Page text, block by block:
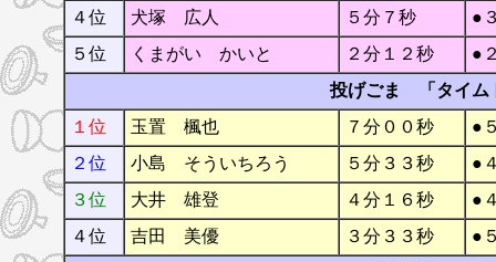
４位
犬塚 広人 ５分７秒
●
５位
くまがい かいと ２分１２秒
●
投げごま 「タイム
１位
玉置 楓也 ７分００秒
●
２位
小島 そういちろう ５分３３秒
●
３位
大井 雄登 ４分１６秒
●
４位
吉田 美優 ３分３３秒
●